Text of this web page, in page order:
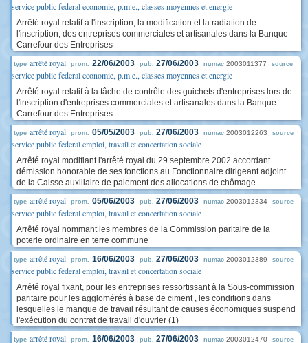
service public federal economie, p.m.e., classes moyennes et energie
Arrêté royal relatif à l'inscription, la modification et la radiation de
l'inscription, des entreprises commerciales et artisanales dans la Banque-
Carrefour des Entreprises
type arrêté royal prom. 22/06/2003 pub. 27/06/2003 numac 2003011377 source
service public federal economie, p.m.e., classes moyennes et energie
Arrêté royal relatif à la tâche de contrôle des guichets d'entreprises lors de
l'inscription d'entreprises commerciales et artisanales dans la Banque-
Carrefour des Entreprises
type arrêté royal prom. 05/05/2003 pub. 27/06/2003 numac 2003012263 source
service public federal emploi, travail et concertation sociale
Arrêté royal modifiant l'arrêté royal du 29 septembre 2002 accordant
démission honorable de ses fonctions au Fonctionnaire dirigeant adjoint
de la Caisse auxiliaire de paiement des allocations de chômage
type arrêté royal prom. 05/06/2003 pub. 27/06/2003 numac 2003012334 source
service public federal emploi, travail et concertation sociale
Arrêté royal nommant les membres de la Commission paritaire de la
poterie ordinaire en terre commune
type arrêté royal prom. 16/06/2003 pub. 27/06/2003 numac 2003012389 source
service public federal emploi, travail et concertation sociale
Arrêté royal fixant, pour les entreprises ressortissant à la Sous-commission
paritaire pour les agglomérés à base de ciment , les conditions dans
lesquelles le manque de travail résultant de causes économiques suspend
l'exécution du contrat de travail d'ouvrier (1)
type arrêté royal prom. 16/06/2003 pub. 27/06/2003 numac 2003012470 source